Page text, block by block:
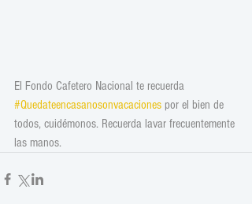
El Fondo Cafetero Nacional te recuerda
#Quedateencasanosonvacaciones por el bien de
todos, cuidémonos. Recuerda lavar frecuentemente
las manos.